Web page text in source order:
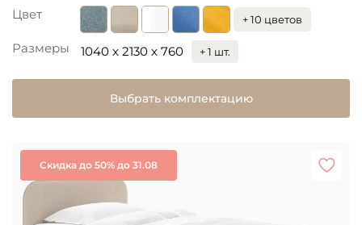
Цвет + 10 цветов
Размеры 1040 x 2130 x 760 + 1 шт.
Выбрать комплектацию
Скидка до 50% до 31.08